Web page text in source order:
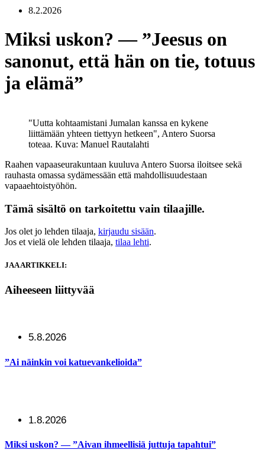
8.2.2026
Miksi uskon? — ”Jeesus on
sanonut, että hän on tie, totuus
ja elämä”
"Uutta kohtaamistani Jumalan kanssa en kykene
liittämään yhteen tiettyyn hetkeen", Antero Suorsa
toteaa. Kuva: Manuel Rautalahti
Raahen vapaaseurakuntaan kuuluva Antero Suorsa iloitsee sekä
rauhasta omassa sydämessään että mahdollisuudestaan
vapaaehtoistyöhön.
Tämä sisältö on tarkoitettu vain tilaajille.
Jos olet jo lehden tilaaja, kirjaudu sisään.
Jos et vielä ole lehden tilaaja, tilaa lehti.
JAA ARTIKKELI:
Aiheeseen liittyvää
5.8.2026
”Ai näinkin voi katuevankelioida”
1.8.2026
Miksi uskon? — ”Aivan ihmeellisiä juttuja tapahtui”